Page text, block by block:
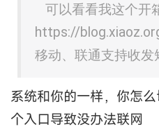
可以看看我这个开
https://
移动、联通支持收发
系统和你的一样，你怎
个入口导致没办法联网